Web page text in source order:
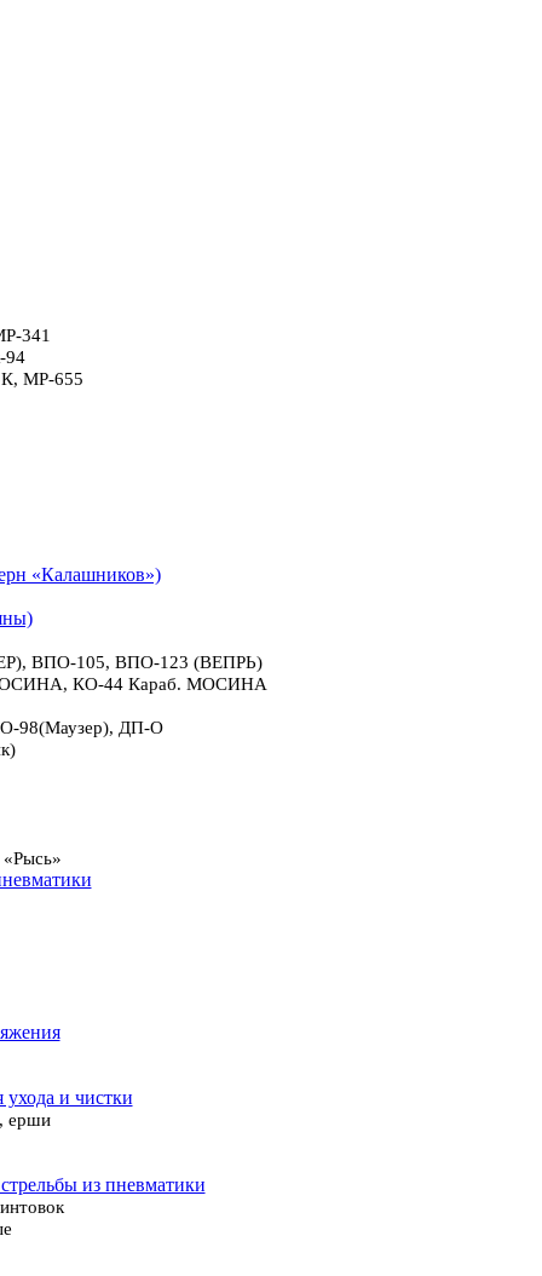
341
94
МР-655
«Калашников»)
ВПО-105, ВПО-123 (ВЕПРЬ)
КО-44 Караб. МОСИНА
98(Маузер), ДП-О
ухода и чистки
ерши
из пневматики